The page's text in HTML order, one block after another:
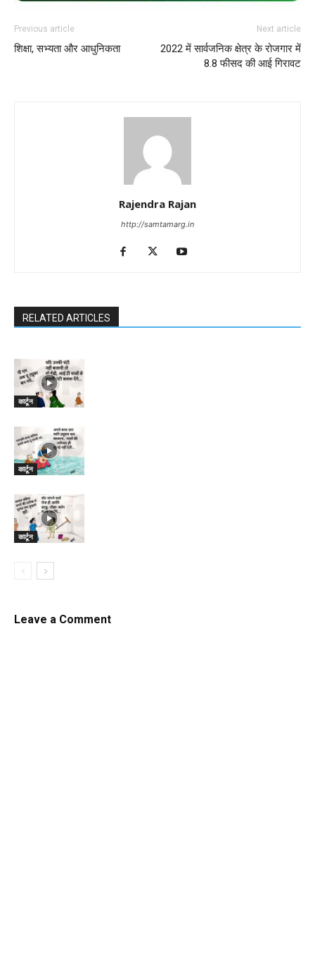
Previous article
शिक्षा, सभ्यता और आधुनिकता
Next article
2022 में सार्वजनिक क्षेत्र के रोजगार में
8.8 फीसद की आई गिरावट
Rajendra Rajan
http://samtamarg.in
RELATED ARTICLES
कार्टून
कार्टून
कार्टून
Leave a Comment